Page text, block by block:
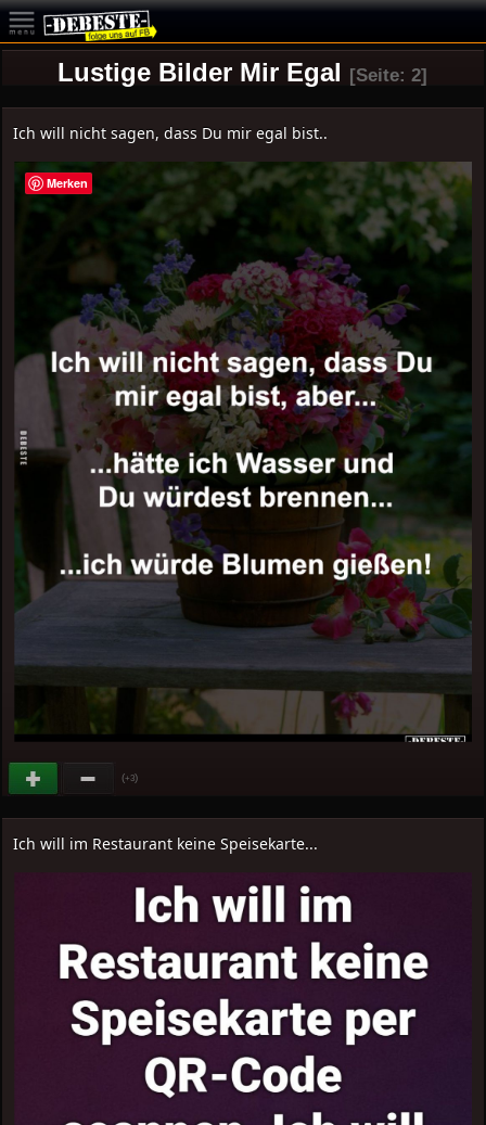
Lustige Bilder Mir Egal [Seite: 2]
Ich will nicht sagen, dass Du mir egal bist..
(+3)
Ich will im Restaurant keine Speisekarte...
Merken